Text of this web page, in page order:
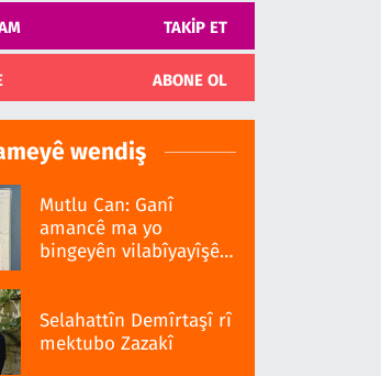
TAKIP ET
ABONE OL
wendiş
Mutlu Can: Ganî
amancê ma yo
bingeyên vilabîyayîşê
Selahattîn Demîrtaşî rî
mektubo Zazakî